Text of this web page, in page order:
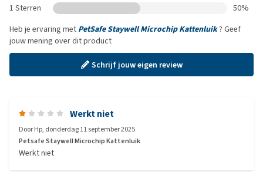
1 Sterren
50%
Heb je ervaring met PetSafe Staywell Microchip Kattenluik? Geef
jouw mening over dit product
Schrijf jouw eigen review
Werkt niet
DoorHp, donderdag 11 september 2025
Petsafe Staywell Microchip Kattenluik
Werkt niet